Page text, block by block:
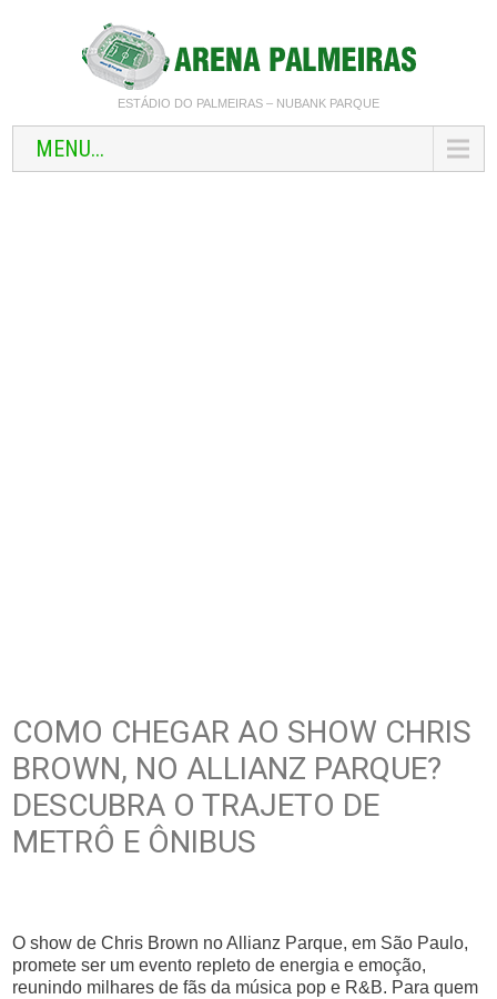
ESTÁDIO DO PALMEIRAS – NUBANK PARQUE
MENU...
COMO CHEGAR AO SHOW CHRIS
BROWN, NO ALLIANZ PARQUE?
DESCUBRA O TRAJETO DE
METRÔ E ÔNIBUS
O show de Chris Brown no Allianz Parque, em São Paulo,
promete ser um evento repleto de energia e emoção,
reunindo milhares de fãs da música pop e R&B. Para quem